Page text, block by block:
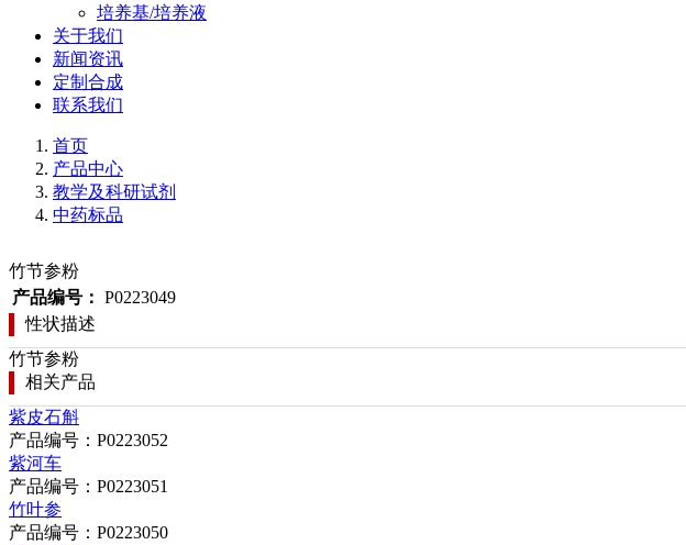
培养基/培养液
关于我们
新闻资讯
定制合成
联系我们
首页
产品中心
教学及科研试剂
中药标品
竹节参粉
产品编号： P0223049
性状描述
竹节参粉
相关产品
紫皮石斛
产品编号：P0223052
紫河车
产品编号：P0223051
竹叶参
产品编号：P0223050